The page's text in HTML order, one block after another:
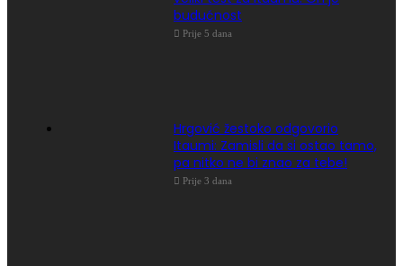
budućnost
Prije 5 dana
Hrgović žestoko odgovorio
Itaumi: Zamisli da si ostao tamo,
pa nitko ne bi znao za tebe!
Prije 3 dana